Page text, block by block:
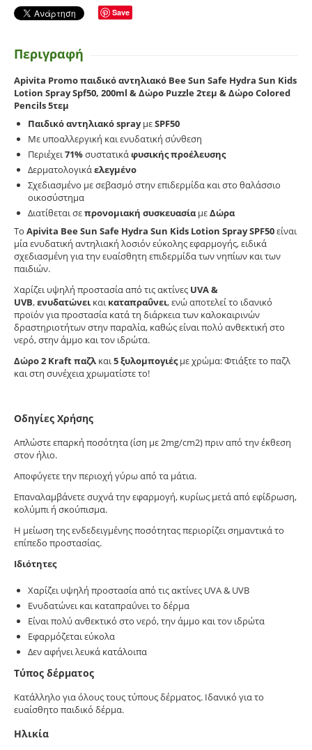
Save
Περιγραφή
Apivita Promo παιδικό αντηλιακό Bee Sun Safe Hydra Sun Kids
Lotion Spray Spf50, 200ml & Δώρο Puzzle 2τεμ & Δώρο Colored
Pencils 5τεμ
Παιδικό αντηλιακό sprayμεSPF50
Με υποαλλεργική και ενυδατική σύνθεση
Περιέχει 71%συστατικά φυσικής προέλευσης
Δερματολογικά ελεγμένο
Σχεδιασμένο με σεβασμό στην επιδερμίδα και στο θαλάσσιο
οικοσύστημα
Διατίθεται σεπρονομιακή συσκευασία μεΔώρα
Το Apivita Bee Sun Safe Hydra Sun Kids Lotion Spray SPF50είναι
μία ενυδατική αντηλιακή λοσιόν εύκολης εφαρμογής, ειδικά
σχεδιασμένη για την ευαίσθητη επιδερμίδα των νηπίων και των
παιδιών.
Χαρίζει υψηλή προστασία από τις ακτίνες UVA &
UVB,ενυδατώνει και καταπραΰνει, ενώ αποτελεί το ιδανικό
προϊόν για προστασία κατά τη διάρκεια των καλοκαιρινών
δραστηριοτήτων στην παραλία, καθώς είναι πολύ ανθεκτική στο
νερό, στην άμμο και τον ιδρώτα.
Δώρο 2 Kraft παζλ και 5 ξυλομπογιέςμε χρώμα: Φτιάξτε το παζλ
και στη συνέχεια χρωματίστε το!
Οδηγίες Χρήσης
Απλώστε επαρκή ποσότητα (ίση με 2mg/cm2) πριν από την έκθεση
στον ήλιο.
Αποφύγετε την περιοχή γύρω από τα μάτια.
Επαναλαμβάνετε συχνά την εφαρμογή, κυρίως μετά από εφίδρωση,
κολύμπι ή σκούπισμα.
Η μείωση της ενδεδειγμένης ποσότητας περιορίζει σημαντικά το
επίπεδο προστασίας.
Ιδιότητες
Χαρίζει υψηλή προστασία από τις ακτίνες UVA & UVB
Ενυδατώνει και καταπραΰνει το δέρμα
Είναι πολύ ανθεκτικό στο νερό, την άμμο και τον ιδρώτα
Εφαρμόζεται εύκολα
Δεν αφήνει λευκά κατάλοιπα
Τύπος δέρματος
Κατάλληλο για όλους τους τύπους δέρματος. Ιδανικό για το
ευαίσθητο παιδικό δέρμα.
Hλικία